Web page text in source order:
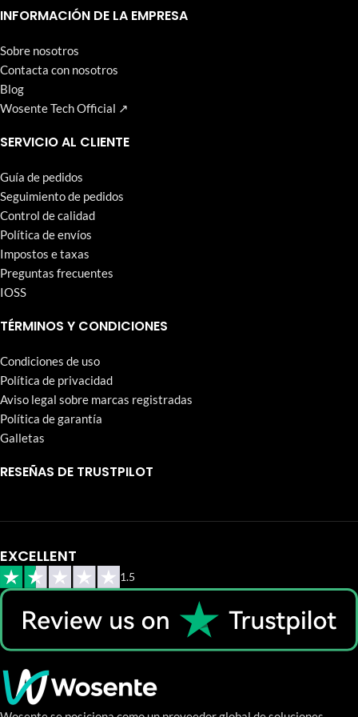
que Wosente-tech persigue incansablemente.
INFORMACIÓN DE LA EMPRESA
Sobre nosotros
Contacta con nosotros
Blog
Wosente Tech Official ↗
SERVICIO AL CLIENTE
Guía de pedidos
Seguimiento de pedidos
Control de calidad
Política de envíos
Impostos e taxas
Preguntas frecuentes
IOSS
TÉRMINOS Y CONDICIONES
Condiciones de uso
Política de privacidad
Aviso legal sobre marcas registradas
Política de garantía
Galletas
RESEÑAS DE TRUSTPILOT
EXCELLENT
1.5